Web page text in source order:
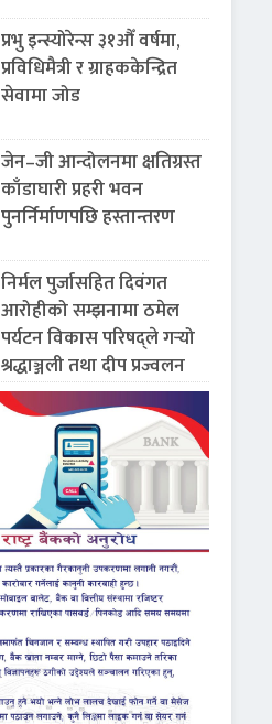
प्रभु इन्स्योरेन्स ३१औँ वर्षमा,
प्रविधिमैत्री र ग्राहककेन्द्रित
सेवामा जोड
जेन–जी आन्दोलनमा क्षतिग्रस्त
काँडाघारी प्रहरी भवन
पुनर्निर्माणपछि हस्तान्तरण
निर्मल पुर्जासहित दिवंगत
आरोहीको सम्झनामा ठमेल
पर्यटन विकास परिषद्ले गर्‍यो
श्रद्धाञ्जली तथा दीप प्रज्वलन